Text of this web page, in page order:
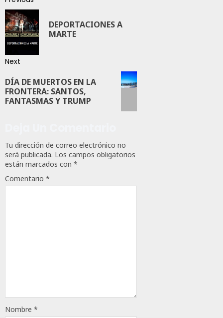
DEPORTACIONES A
MARTE
Next
DÍA DE MUERTOS EN LA
FRONTERA: SANTOS,
FANTASMAS Y TRUMP
Tu dirección de correo electrónico no
será publicada. Los campos obligatorios
están marcados con *
Comentario *
Nombre *